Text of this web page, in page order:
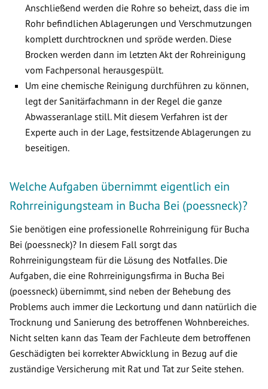
Anschließend werden die Rohre so beheizt, dass die im
Rohr befindlichen Ablagerungen und Verschmutzungen
komplett durchtrocknen und spröde werden. Diese
Brocken werden dann im letzten Akt der Rohreinigung
vom Fachpersonal herausgespült.
Um eine chemische Reinigung durchführen zu können,
legt der Sanitärfachmann in der Regel die ganze
Abwasseranlage still. Mit diesem Verfahren ist der
Experte auch in der Lage, festsitzende Ablagerungen zu
beseitigen.
Welche Aufgaben übernimmt eigentlich ein
Rohrreinigungsteam in Bucha Bei (poessneck)?
Sie benötigen eine professionelle Rohrreinigung für Bucha
Bei (poessneck)? In diesem Fall sorgt das
Rohrreinigungsteam für die Lösung des Notfalles. Die
Aufgaben, die eine Rohrreinigungsfirma in Bucha Bei
(poessneck) übernimmt, sind neben der Behebung des
Problems auch immer die Leckortung und dann natürlich die
Trocknung und Sanierung des betroffenen Wohnbereiches.
Nicht selten kann das Team der Fachleute dem betroffenen
Geschädigten bei korrekter Abwicklung in Bezug auf die
zuständige Versicherung mit Rat und Tat zur Seite stehen.